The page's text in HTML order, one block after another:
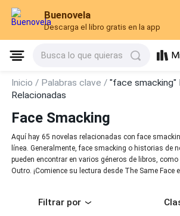
Buenovela
Descarga el libro gratis en la app
Busca lo que quieras
Inicio / Palabras clave /"face smacking"
Relacionadas
Face Smacking
Aquí hay 65 novelas relacionadas con face
línea. Generalmente, face smacking o historias de
pueden encontrar en varios géneros de libros,
Outro. ¡Comience su lectura desde The Same Face
Filtrar por